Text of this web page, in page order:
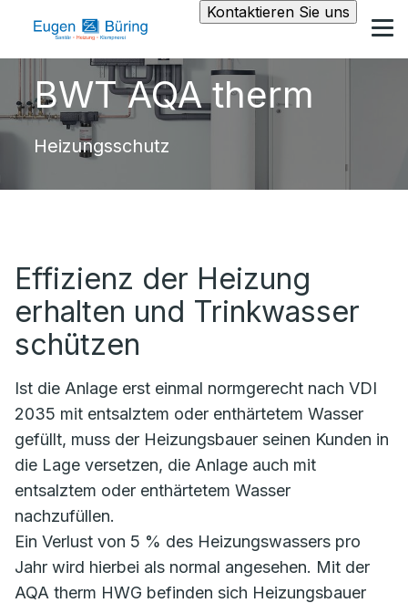
Kontaktieren Sie uns
BWT AQA therm
Heizungsschutz
Effizienz der Heizung
erhalten und Trinkwasser
schützen
Ist die Anlage erst einmal normgerecht nach VDI
2035 mit entsalztem oder enthärtetem Wasser
gefüllt, muss der Heizungsbauer seinen Kunden in
die Lage versetzen, die Anlage auch mit
entsalztem oder enthärtetem Wasser
nachzufüllen.
Ein Verlust von 5 % des Heizungswassers pro
Jahr wird hierbei als normal angesehen. Mit der
AQA therm HWG befinden sich Heizungsbauer